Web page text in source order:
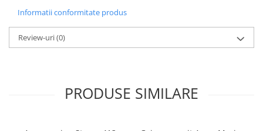
Informatii conformitate produs
Review-uri(0)
PRODUSE SIMILARE